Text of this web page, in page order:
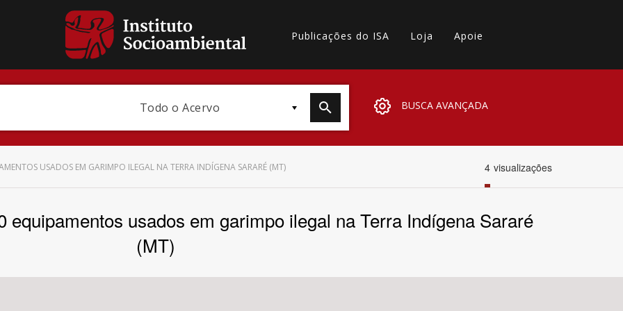
Publicações do ISA Loja Apoie
Todo o Acervo BUSCA AVANÇADA
USADOS EM GARIMPO ILEGAL NA TERRA INDÍGENA SARARÉ (MT) 4 visualizações
equipamentos usados em garimpo ilegal na Terra Indígena Sararé
(MT)